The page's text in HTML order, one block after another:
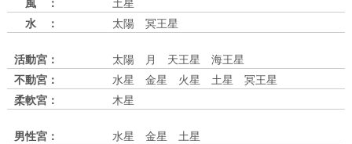
風 ：
土星
水 ：
太陽 冥王星
活動宮：
太陽 月 天王星 海王星
不動宮：
水星 金星 火星 土星 冥王星
柔軟宮：
木星
男性宮： 水星 金星 土星